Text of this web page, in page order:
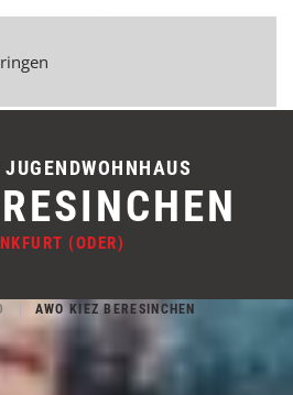
(ODER)
AWO KIEZ BERESINCHEN